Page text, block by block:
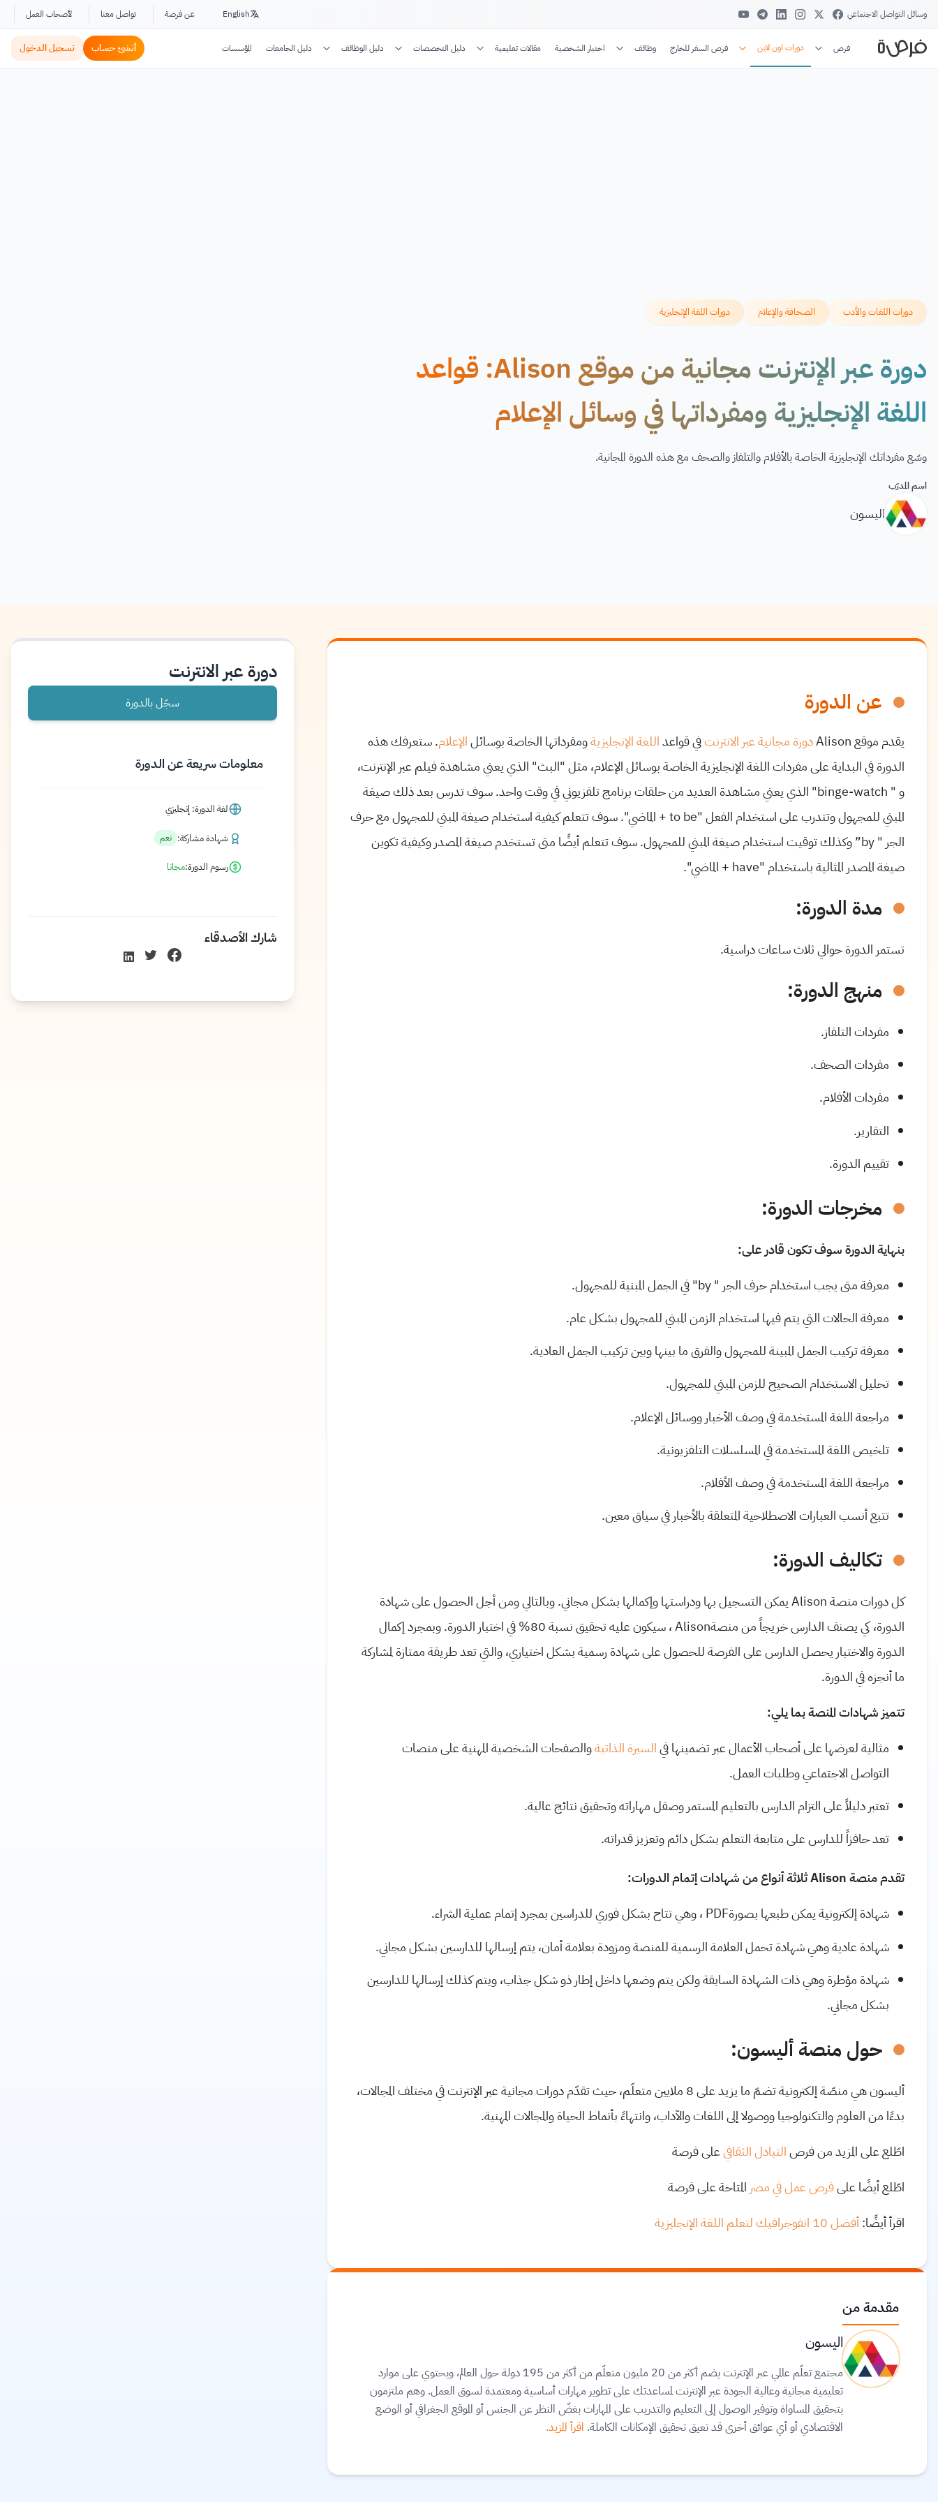
وسائل التواصل الاجتماعي English عن فرصة تواصل معنا لأصحاب العمل
فرص دورات اون لاين فرص السفر للخارج وظائف اختبار الشخصية مقالات تعليمية دليل التخصصات دليل الوظائف دليل الجامعات المؤسسات أنشئ حساب تسجيل الدخول
دورات اللغات والأدب الصحافة والإعلام دورات اللغة الإنجليزية
دورة عبر الإنترنت مجانية من موقع Alison: قواعد
اللغة الإنجليزية ومفرداتها في وسائل الإعلام
وسّع مفرداتك الإنجليزية الخاصة بالأفلام والتلفاز والصحف مع هذه الدورة المجانية.
اسم المدرّب
اليسون
عن الدورة
يقدم موقعAlisonدورة مجانية عبر الانترنتفي قواعداللغة الإنجليزيةومفرداتها الخاصة بوسائلالإعلام. ستعرفك هذه
الدورة في البداية على مفردات اللغة الإنجليزية الخاصة بوسائل الإعلام، مثل "البث" الذي يعني مشاهدة فيلم عبر الإنترنت،
و " binge-watch" الذي يعني مشاهدة العديد من حلقات برنامج تلفزيوني في وقت واحد. سوف تدرس بعد ذلك صيغة
المبني للمجهول وتتدرب على استخدام الفعل "to be+ الماضي". سوف تتعلم كيفية استخدام صيغة المبني للمجهول مع حرف
الجر "by” وكذلك توقيت استخدام صيغة المبني للمجهول. سوف تتعلم أيضًا متى تستخدم صيغة المصدر وكيفية تكوين
صيغة المصدر المثالية باستخدام "have + الماضي".
مدة الدورة:
تستمر الدورة حوالي ثلاث ساعات دراسية.
منهج الدورة:
مفردات التلفاز.
مفردات الصحف.
مفردات الأفلام.
التقارير.
تقييم الدورة.
مخرجات الدورة:
بنهاية الدورة سوف تكون قادر على:
معرفة متى يجب استخدام حرف الجر "by" في الجمل المبنية للمجهول.
معرفة الحالات التي يتم فيها استخدام الزمن المبني للمجهول بشكل عام.
معرفة تركيب الجمل المبينة للمجهول والفرق ما بينها وبين تركيب الجمل العادية.
تحليل الاستخدام الصحيح للزمن المبني للمجهول.
مراجعة اللغة المستخدمة في وصف الأخبار ووسائل الإعلام.
تلخيص اللغة المستخدمة في المسلسلات التلفزيونية.
مراجعة اللغة المستخدمة في وصف الأفلام.
تتبع أنسب العبارات الاصطلاحية المتعلقة بالأخبار في سياق معين.
تكاليف الدورة:
كل دورات منصةAlisonيمكن التسجيل بها ودراستها وإكمالها بشكل مجاني. وبالتالي ومن أجل الحصول على شهادة
الدورة، كي يصنف الدارس خريجاً من منصةAlison
، سيكون عليه تحقيق نسبة 80% في اختبار الدورة. وبمجرد إكمال
الدورة والاختبار يحصل الدارس على الفرصة للحصول على شهادة رسمية بشكل اختياري، والتي تعد طريقة ممتازة لمشاركة
ما أنجزه في الدورة.
تتميز شهادات المنصة بما يلي:
مثالية لعرضها على أصحاب الأعمال عبر تضمينها فيالسيرة الذاتيةوالصفحات الشخصية المهنية على منصات
التواصل الاجتماعي وطلبات العمل.
تعتبر دليلاً على التزام الدارس بالتعليم المستمر وصقل مهاراته وتحقيق نتائج عالية.
تعد حافزاً للدارس على متابعة التعلم بشكل دائم وتعزيز قدراته.
تقدم منصةAlisonثلاثة أنواع من شهادات إتمام الدورات:
شهادة إلكترونية يمكن طبعها بصورةPDF ، وهي تتاح بشكل فوري للدراسين بمجرد إتمام عملية الشراء.
شهادة عادية وهي شهادة تحمل العلامة الرسمية للمنصة ومزودة بعلامة أمان، يتم إرسالها للدارسين بشكل مجاني.
شهادة مؤطرة وهي ذات الشهادة السابقة ولكن يتم وضعها داخل إطار ذو شكل جذاب، ويتم كذلك إرسالها للدارسين
بشكل مجاني.
حول منصة أليسون:
أليسون هي منصّة إلكترونية تضمّ ما يزيد على 8 ملايين متعلّم، حيث تقدّم دورات مجانية عبر الإنترنت في مختلف المجالات،
بدءًا من العلوم والتكنولوجيا ووصولا إلى اللغات والآداب، وانتهاءً بأنماط الحياة والمجالات المهنية.
اطّلع على المزيد من فرصالتبادل الثقافيعلى فرصة
اطّلع أيضًا علىفرص عمل في مصر المتاحة على فرصة
اقرأ أيضًا:أفضل 10 انفوجرافيك لتعلم اللغة الإنجليزية
مقدمة من
اليسون
مجتمع تعلّم عالمي عبر الإنترنت يضم أكثر من 20 مليون متعلّم من أكثر من 195 دولة حول العالم، ويحتوي على موارد
تعليمية مجانية وعالية الجودة عبر الإنترنت لمساعدتك على تطوير مهارات أساسية ومعتمدة لسوق العمل. وهم ملتزمون
بتحقيق المساواة وتوفير الوصول إلى التعليم والتدريب على المهارات بغضّ النظر عن الجنس أو الموقع الجغرافي أو الوضع
الاقتصادي أو أي عوائق أخرى قد تعيق تحقيق الإمكانات الكاملة. اقرأ المزيد.
دورة عبر الانترنت
سجّل بالدورة
معلومات سريعة عن الدورة
لغة الدورة: إنجليزي
شهادة مشاركة: نعم
رسوم الدورة:مجانا
شارك الأصدقاء